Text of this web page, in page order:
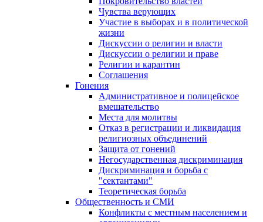
Чувства верующих
Участие в выборах и в политической
жизни
Дискуссии о религии и власти
Дискуссии о религии и праве
Религии и карантин
Соглашения
Гонения
Административное и полицейское
вмешательство
Места для молитвы
Отказ в регистрации и ликвидация
религиозных объединений
Защита от гонений
Негосударственная дискриминация
Дискриминация и борьба с
"сектантами"
Теоретическая борьба
Общественность и СМИ
Конфликты с местным населением и